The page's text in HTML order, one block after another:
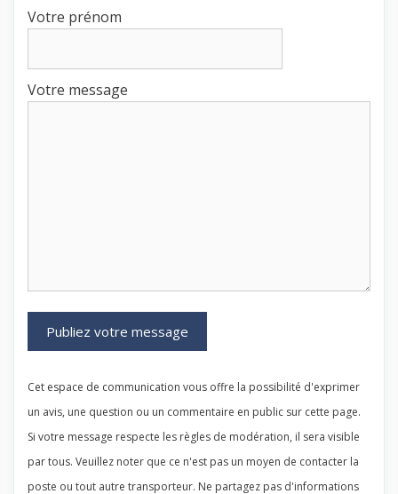
Votre prénom
Votre message
Cet espace de communication vous offre la possibilité d'exprimer
un avis, une question ou un commentaire en public sur cette page.
Si votre message respecte les règles de modération, il sera visible
par tous. Veuillez noter que ce n'est pas un moyen de contacter la
poste ou tout autre transporteur. Ne partagez pas d'informations